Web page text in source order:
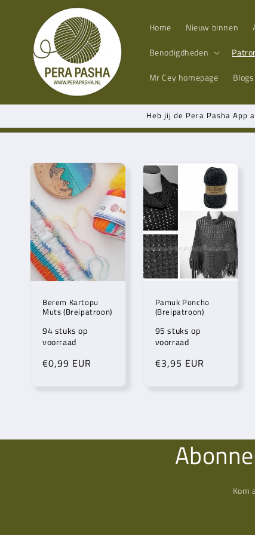
content Home Nieuw binnen
Benodigdheden
Mr Cey homepage Blogs
Heb jij de Pera Pasha App
Berem Kartopu
Muts (Breipatroon)
94 stuks op
voorraad
Normale
€0,99 EUR
Pamuk Poncho
(Breipatroon)
95 stuks op
voorraad
Normale
€3,95 EUR
Kom